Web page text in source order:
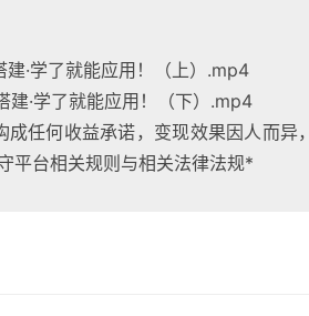
·学了就能应用！（上）.mp4
·学了就能应用！（下）.mp4
任何收益承诺，变现效果因人而异
平台相关规则与相关法律法规*